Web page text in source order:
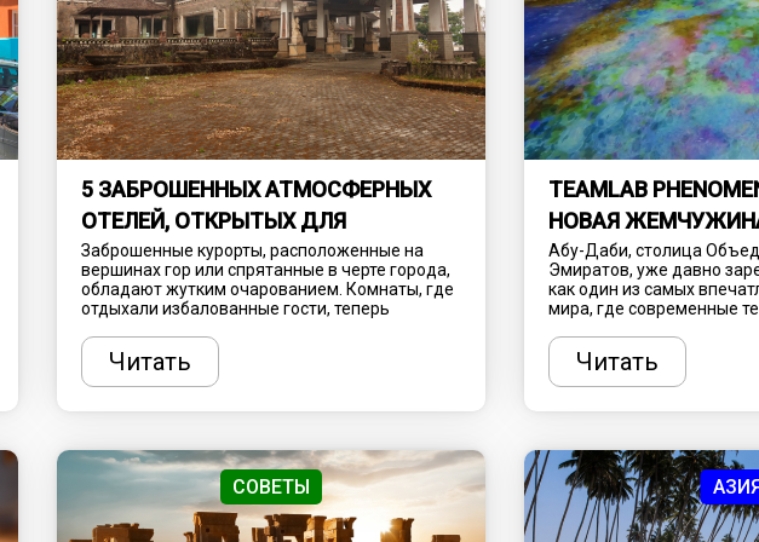
5 ЗАБРОШЕННЫХ АТМОСФЕРНЫХ
ОТЕЛЕЙ, ОТКРЫТЫХ ДЛЯ
ТУРИСТОВ
Заброшенные курорты, расположенные на
вершинах гор или спрятанные в черте города,
обладают жутким очарованием. Комнаты, где
отдыхали избалованные гости, теперь
их осыпающихся стен, а природа подбирается
все ближе, чтобы забрать останки себе. Такие
места больше не принимают толпы туристов,
действительно необычное. Рассказываем, где
найти самые атмосферные заброшенные
отели.
Читать
TEAMLAB
НОВАЯ
КУЛЬТУРНОЙ
Абу-Даби, столица
Эмиратов, уже давно
как один из самых
мира, где современные
наследием. С каждым
становится все более
туристов и ценителей
огромный интерес, стал
Abu Dhabi -
на стыке искусства, науки
Читать
СОВЕТЫ